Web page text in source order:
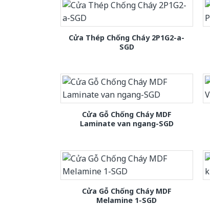
Cửa Thép Chống Cháy 2P1G2-a-
SGD
Cửa Gỗ Chống Cháy MDF
Laminate van ngang-SGD
Cửa Gỗ Chống Cháy MDF
Melamine 1-SGD